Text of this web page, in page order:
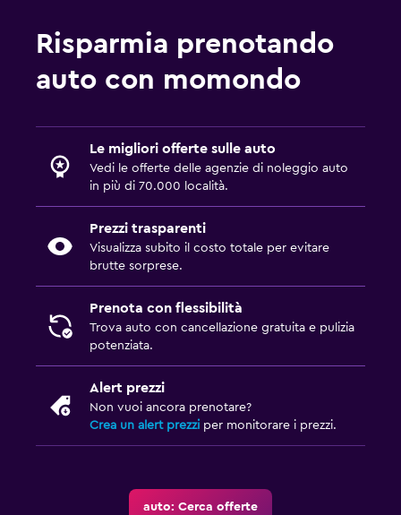
Risparmia prenotando
auto con momondo
Le migliori offerte sulle auto
Vedi le offerte delle agenzie di noleggio auto
in più di 70.000 località.
Prezzi trasparenti
Visualizza subito il costo totale per evitare
brutte sorprese.
Prenota con flessibilità
Trova auto con cancellazione gratuita e pulizia
potenziata.
Alert prezzi
Non vuoi ancora prenotare?
Crea un alert prezzi per monitorare i prezzi.
auto: Cerca offerte